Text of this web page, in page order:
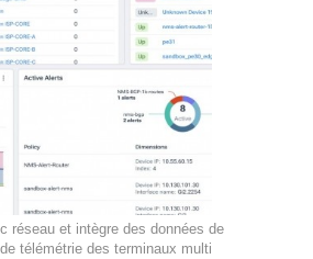
réseau et intègre des données de
télémétrie des terminaux multi